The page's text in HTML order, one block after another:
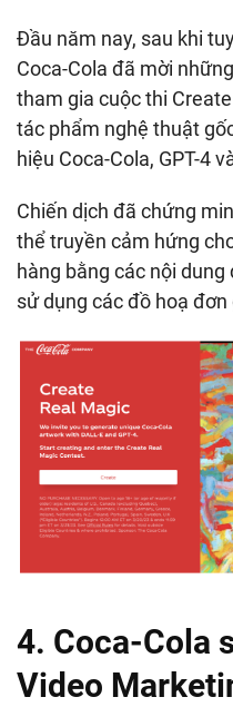
Đầu năm nay, sau khi
Coca-Cola đã mời những
tham gia cuộc thi
tác phẩm nghệ thuật
hiệu Coca-Cola, GPT-4
Chiến dịch đã chứng
thể truyền cảm hứng
hàng bằng các nội
sử dụng các đồ hoạ đơn
4. Coca-Cola
Video